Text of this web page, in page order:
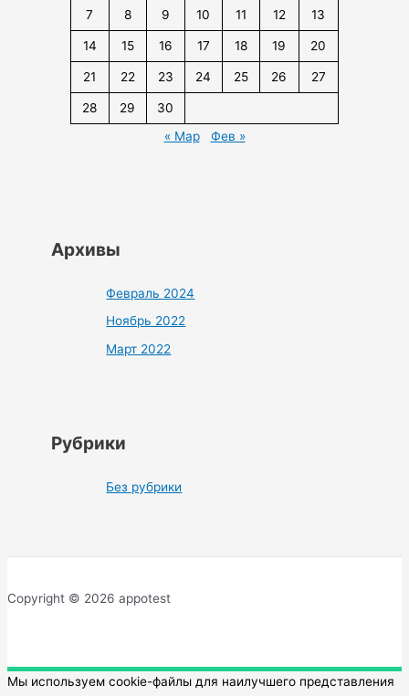
7 8 9 10 11 12 13
14 15 16 17 18 19 20
21 22 23 24 25 26 27
28 29
30
« Мар
Фев »
Архивы
Февраль 2024
Ноябрь 2022
Март 2022
Рубрики
Без рубрики
Copyright © 2026 appotest
Мы используем cookie-файлы для наилучшего представления